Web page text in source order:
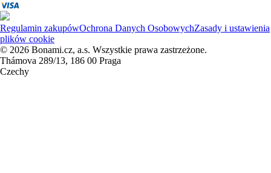
Regulamin zakupówOchrona Danych OsobowychZasady i ustawienia
plików cookie
© 2026 Bonami.cz, a.s. Wszystkie prawa zastrzeżone.
Thámova 289/13, 186 00 Praga
Czechy